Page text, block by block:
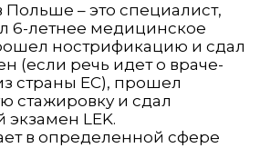
Польше – это специалист,
6-летнее медицинское
нострификацию и сдал
(если речь идет о враче-
страны ЕС), прошел
стажировку и сдал
LEK.
в определенной сфере